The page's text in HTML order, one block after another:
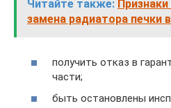
Читайте также:
замена радиатора печки
получить отказ в
части;
быть остановлены